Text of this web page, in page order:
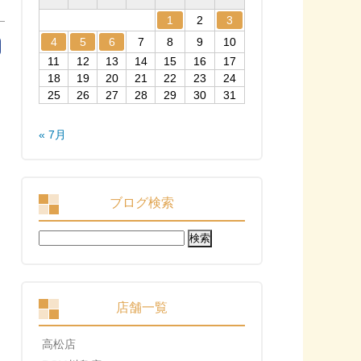
1 2
3
4
5 6 7 8 9
10
11
12 13 14 15 16
17
18
19 20 21 22 23
24
25
26 27 28 29 30 31
« 7月
ブログ検索
検
索:
店舗一覧
高松店